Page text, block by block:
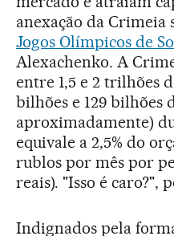
anexação da Crimeia
Jogos Olímpicos de
Alexachenko. A
entre 1,5 e 2 trilhões
bilhões e 129 bilhões
aproximadamente)
equivale a 2,5% do
rublos por mês por
reais). "Isso é caro?",
Indignados pela